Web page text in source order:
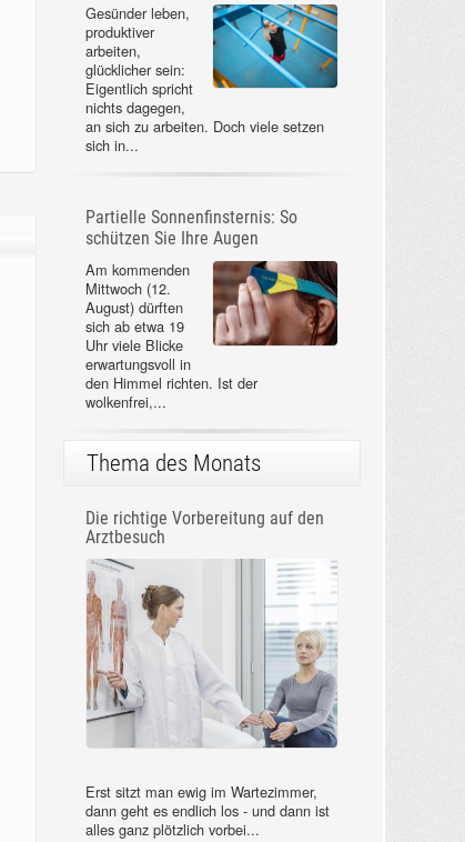
Gesünder leben,
produktiver
arbeiten,
glücklicher sein:
Eigentlich spricht
nichts dagegen,
an sich zu arbeiten. Doch viele setzen
sich in...
Partielle Sonnenfinsternis: So
schützen Sie Ihre Augen
Am kommenden
Mittwoch (12.
August) dürften
sich ab etwa 19
Uhr viele Blicke
erwartungsvoll in
den Himmel richten. Ist der
wolkenfrei,...
Thema des Monats
Die richtige Vorbereitung auf den
Arztbesuch
Erst sitzt man ewig im Wartezimmer,
dann geht es endlich los - und dann ist
alles ganz plötzlich vorbei...